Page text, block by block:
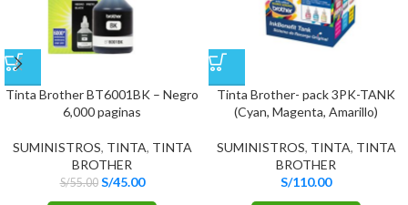
Tinta Brother BT6001BK – Negro
6,000 paginas
SUMINISTROS, TINTA, TINTA
BROTHER
S/55.00 S/45.00
Tinta Brother- pack 3PK-TANK
(Cyan, Magenta, Amarillo)
SUMINISTROS, TINTA, TINTA
BROTHER
S/110.00